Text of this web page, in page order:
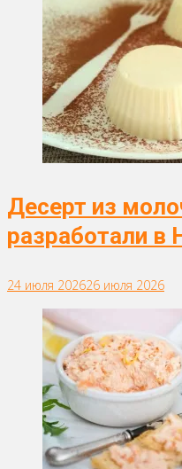
Десерт из
разработали в
24 июля 202626 июля 2026